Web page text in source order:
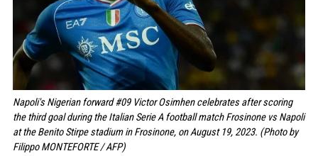
Napoli's Nigerian forward #09 Victor Osimhen celebrates after scoring
the third goal during the Italian Serie A football match Frosinone vs Napoli
at the Benito Stirpe stadium in Frosinone, on August 19, 2023. (Photo by
Filippo MONTEFORTE / AFP)